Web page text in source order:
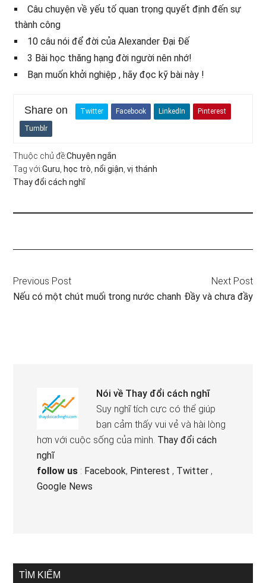
Câu chuyện về yếu tố quan trọng quyết định đến sự
thành công
10 câu nói để đời của Alexander Đại Đế
3 Bài học thăng hạng đời người nên nhớ!
Bạn muốn khởi nghiệp , hãy đọc kỹ bài này !
Share on Twitter Facebook LinkedIn Pinterest
Tumblr
Thuộc chủ đề:Chuyện ngắn
Tag với:Guru học trò ,nổi giận ,vị thánh
Thay đổi cách nghĩ
Previous Post
Nếu có một chút muối trong nước chanh
Next Post
Đầy và chưa đầy
Nói về Thay đổi cách nghĩ
Suy nghĩ tích cực có thể giúp
bạn cảm thấy vui vẻ và hài lòng
hơn với cuộc sống của mình. Thay đổi cách
nghĩ
follow us : Facebook, Pinterest , Twitter ,
Google News
TÌM KIẾM